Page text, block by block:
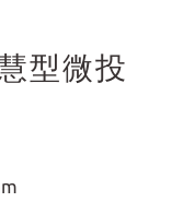
型微投